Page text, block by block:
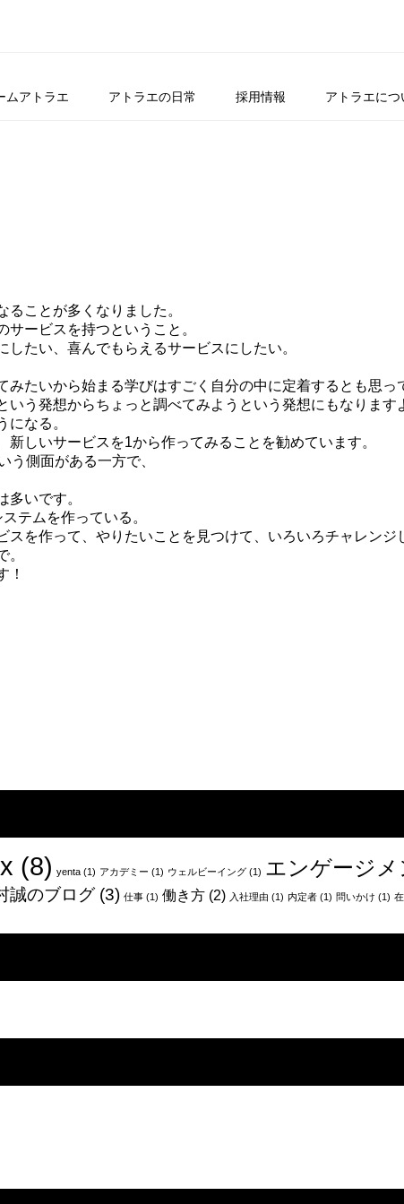
ムアトラエ アトラエの日常 採用情報 アトラエにつ
ことが多くなりました。
ービスを持つということ。
たい、喜んでもらえるサービスにしたい。
たいから始まる学びはすごく自分の中に定着するとも思っ
う発想からちょっと調べてみようという発想にもなります
なる。
しいサービスを1から作ってみることを勧めています。
う側面がある一方で、
いです。
テムを作っている。
を作って、やりたいことを見つけて、いろいろチャレンジ
。
！
(8) yenta (1) アカデミー (1) ウェルビーイング (1) エンゲージメ
誠のブログ(3) 仕事 (1) 働き方 (2) 入社理由 (1) 内定者 (1) 問いかけ (1)